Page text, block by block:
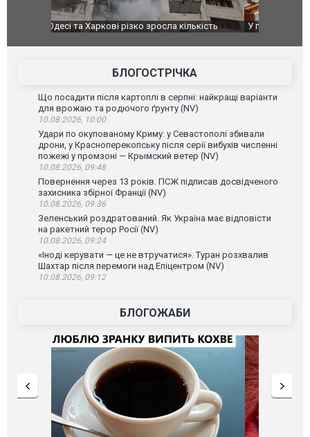
У парламенті Косово прем'єра закидали яйцями
Приїхав
до
зіркового
БЛОГОСТРІЧКА
Що посадити після картоплі в серпні: найкращі варіанти
для врожаю та родючого ґрунту (NV)
10.08.2026, 10:00
Удари по окупованому Криму: у Севастополі збивали
дрони, у Красноперекопську після серії вибухів численні
пожежі у промзоні — Крымский ветер (NV)
10.08.2026, 09:48
Повернення через 13 років. ПСЖ підписав досвідченого
захисника збірної Франції (NV)
10.08.2026, 09:36
Зеленський роздратований. Як Україна має відповісти
на ракетний терор Росії (NV)
10.08.2026, 09:24
«Іноді керувати — це не втручатися». Туран розхвалив
Шахтар після перемоги над Епіцентром (NV)
10.08.2026, 09:12
БЛОГОЖАБИ